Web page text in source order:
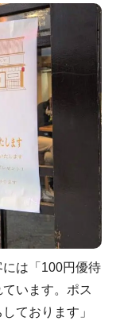
は「100円優待
います。ポス
ております」